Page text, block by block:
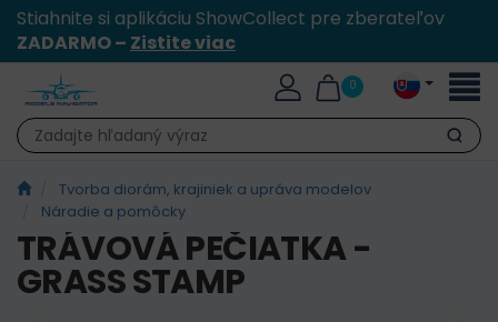
Stiahnite si aplikáciu ShowCollect pre zberateľov
ZADARMO – Zistite viac
0
Hľadať
Tvorba diorám, krajiniek a upráva modelov
Náradie a pomôcky
TRÁVOVÁ PEČIATKA -
GRASS STAMP